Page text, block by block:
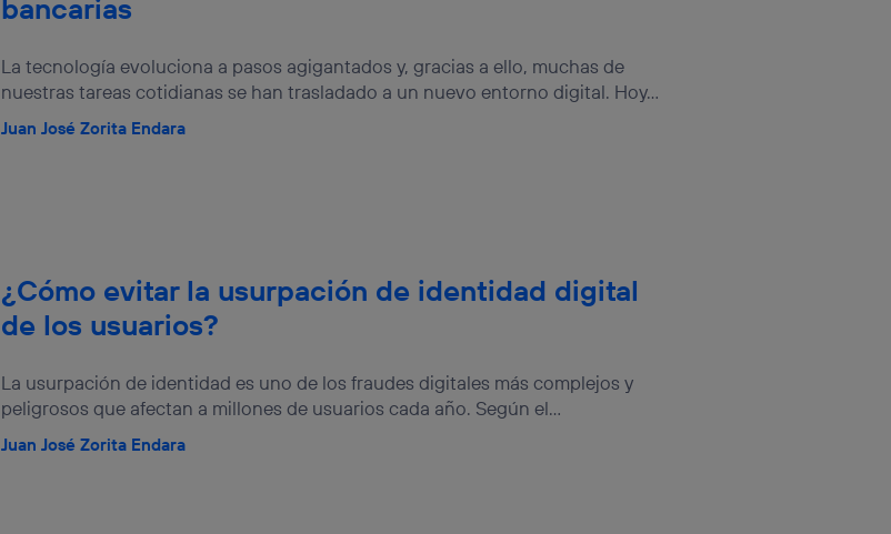
bancarias
La tecnología evoluciona a pasos agigantados y, gracias a ello, muchas de
nuestras tareas cotidianas se han trasladado a un nuevo entorno digital. Hoy...
Juan José Zorita Endara
¿Cómo evitar la usurpación de identidad digital
de los usuarios?
La usurpación de identidad es uno de los fraudes digitales más complejos y
peligrosos que afectan a millones de usuarios cada año. Según el...
Juan José Zorita Endara